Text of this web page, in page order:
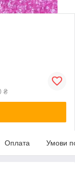
₴
Оплата Умови